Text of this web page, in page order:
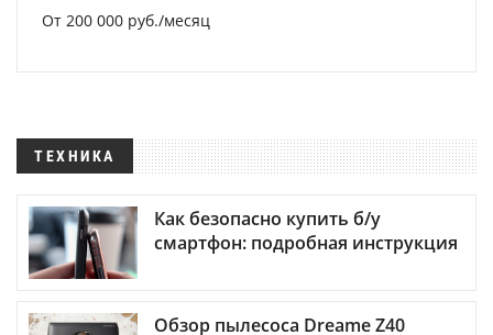
От 200 000 руб./месяц
ТЕХНИКА
Как безопасно купить б/у
смартфон: подробная инструкция
Обзор пылесоса Dreame Z40